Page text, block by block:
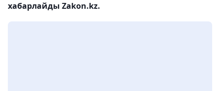
хабарлайды Zakon.kz.